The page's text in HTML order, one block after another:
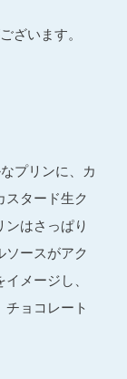
ざいます。
プリンに、カ
スタード生ク
ンはさっぱり
ソースがアク
メージし、
ョコレート